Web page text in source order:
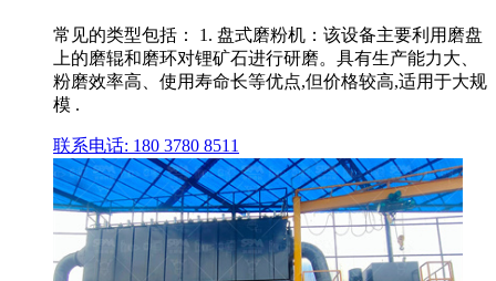
常见的类型包括： 1. 盘式磨粉机：该设备主要利用磨盘
上的磨辊和磨环对锂矿石进行研磨。具有生产能力大、
粉磨效率高、使用寿命长等优点,但价格较高,适用于大规
模 .
联系电话: 180 3780 8511